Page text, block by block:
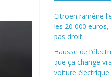
Citroën ramène
les 20 000 euros,
pas droit
Hausse de
que ça change
voiture électrique